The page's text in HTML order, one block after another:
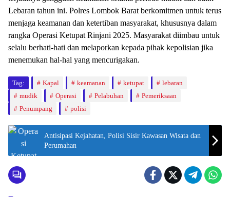
Lebaran tahun ini. Polres Lombok Barat berkomitmen untuk terus
menjaga keamanan dan ketertiban masyarakat, khususnya dalam
rangka Operasi Ketupat Rinjani 2025. Masyarakat diimbau untuk
selalu berhati-hati dan melaporkan kepada pihak kepolisian jika
menemukan hal-hal yang mencurigakan.
Tag: Kapal keamanan ketupat
lebaran
mudik
Operasi Pelabuhan
Pemeriksaan
Penumpang
polisi
Antisipasi Kejahatan, Polisi Sisir Kawasan Wisata dan
Perumahan